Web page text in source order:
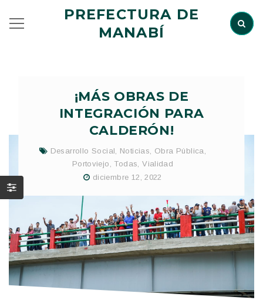
PREFECTURA DE
MANABÍ
¡MÁS OBRAS DE
INTEGRACIÓN PARA
CALDERÓN!
Desarrollo Social, Noticias, Obra Pública,
Portoviejo , Todas,Vialidad
diciembre 12, 2022